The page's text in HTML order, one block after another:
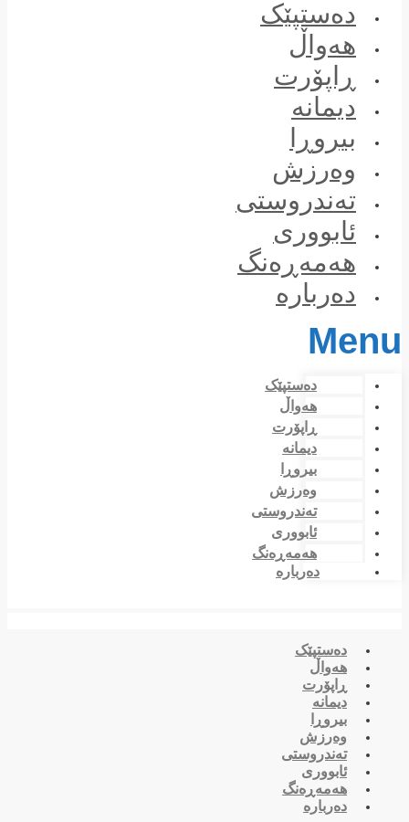
دەستپێک
هەواڵ
ڕاپۆرت
دیمانە
بیروڕا
وەرزش
تەندروستی
ئابووری
هەمەڕەنگ
دەربارە
Menu
دەستپێک
هەواڵ
ڕاپۆرت
دیمانە
بیروڕا
وەرزش
تەندروستی
ئابووری
هەمەڕەنگ
دەربارە
دەستپێک
هەواڵ
ڕاپۆرت
دیمانە
بیروڕا
وەرزش
تەندروستی
ئابووری
هەمەڕەنگ
دەربارە